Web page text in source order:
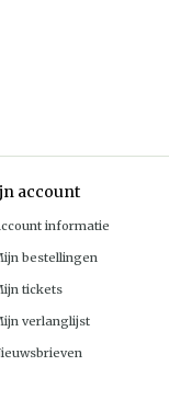
account
informatie
bestellingen
tickets
verlanglijst